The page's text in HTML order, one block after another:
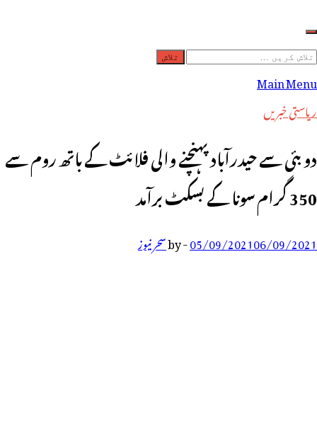
تلاش
کریں
برائے:
Main Menu
ریاستی خبریں
دوبئی سے حیدرآباد پہنچنے والی فلائٹ کے باتھ روم سے
350 گرام سونا کے بسکٹ برآمد
05/09/202106/09/2021
-
byسحر نیوز